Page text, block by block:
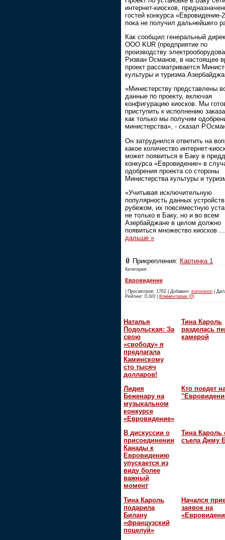
интернет-киосков,
гостей конкурса «Евровидение-
пока не получил дальнейшего
Как сообщил генеральный
ООО KUR (предприятие по
производству
Ризван Османов, в настоящее
проект рассматривается
культуры и туризма
«Министерству представлены
данные по проекту, включая
конфигурацию киосков. Мы
приступить к исполнению
как только мы получим
министерства», - сказал
Он затруднился ответить на
какое количество интернет-
может появиться в Баку в
конкурса «Евровидение» в
одобрения проекта со стороны
Министерства культуры и
«Учитывая исключительную
популярность данных
рубежом, их повсеместную
не только в Баку, но и во всем
Азербайджане в целом должно
появиться множество киосков
дальше »
Прикрепления: Картинка 1
Категория:
Евровидение
| Просмотров: 1762 | Добавил: eurovision |
Рейтинг: 0.0/0 | Комментарии (0)
Наталья
Подольская: За
свою
«свободу» я
предлагала
Каминскому
сто тысяч
долларов!
Тина Кароль
разделась
камерой
Лидия
Беженару на
музыкальном
конкурсе
«Евровидение»
Кто поедет
В дискуссии о
присоединении
Канады к
Евровидению
упускается из
виду более
важный
момент
Тина Кароль
съела Диму
Тина Кароль
подарила
Билану
«французский
поцелуй»
Начался
заявок на